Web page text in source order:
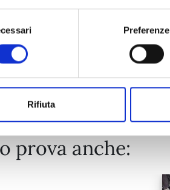
Preferenze
Rifiuta
prova anche: